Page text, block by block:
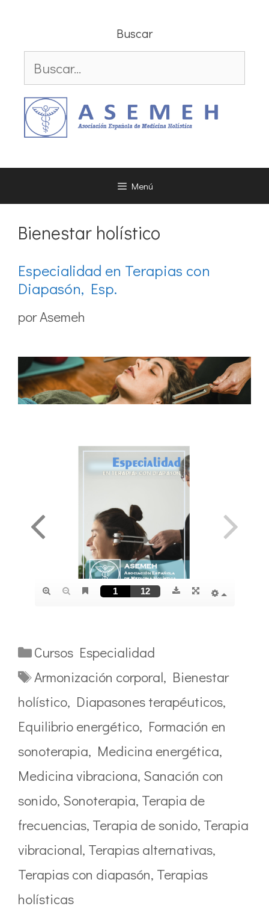
contenido
Buscar
Buscar:
Menú
Bienestar holístico
Especialidad en Terapias con
Diapasón, Esp.
porAsemeh
Categorías
Cursos Especialidad
Etiquetas
Armonización corporal, Bienestar
holístico, Diapasones terapéuticos,
Equilibrio energético, Formación en
sonoterapia, Medicina energética,
Medicina vibraciona, Sanación con
sonido, Sonoterapia, Terapia de
frecuencias, Terapia de sonido, Terapia
vibracional, Terapias alternativas,
Terapias con diapasón, Terapias
holísticas